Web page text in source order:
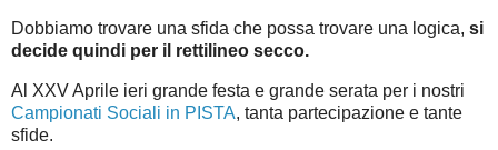
Dobbiamo trovare una sfida che possa trovare una logica, si
decide quindi per il rettilineo secco.
Al XXV Aprile ieri grande festa e grande serata per i nostri
Campionati Sociali in PISTA, tanta partecipazione e tante
sfide.